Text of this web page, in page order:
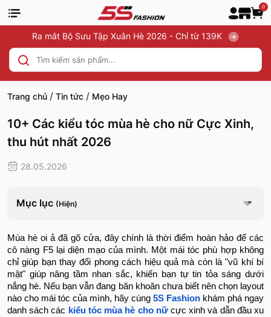
0
Ra mắt Bộ Sưu Tập Xuân Hè 2026 - Chỉ từ 139K
Trang chủ / Tin tức / Mẹo Hay
10+ Các kiểu tóc mùa hè cho nữ Cực Xinh,
thu hút nhất 2026
28.05.2026
Mục lục (Hiện)
Mùa hè oi ả đã gõ cửa, đây chính là thời điểm hoàn hảo để các
cô nàng F5 lại diện mạo của mình. Một mái tóc phù hợp không
chỉ giúp bạn thay đổi phong cách hiệu quả mà còn là "vũ khí bí
mật" giúp nâng tầm nhan sắc, khiến bạn tự tin tỏa sáng dưới
nắng hè. Nếu bạn vẫn đang băn khoăn chưa biết nên chọn layout
nào cho mái tóc của mình, hãy cùng 5S Fashion khám phá ngay
danh sách các kiểu tóc mùa hè cho nữcực xinh và dẫn đầu xu